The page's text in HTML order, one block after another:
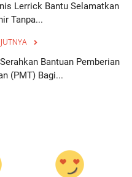
Lerrick Bantu Selamatkan
Tanpa...
Bantuan Pemberian
(PMT) Bagi...